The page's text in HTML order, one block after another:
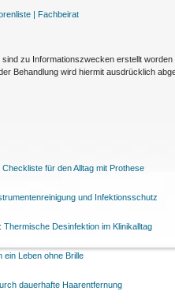
| Fachbeirat
zu Informationszwecken erstellt
Behandlung wird hiermit ausdrücklich
für den Alltag mit Prothese
und Infektionsschutz
Desinfektion im Klinikalltag
ein Leben ohne Brille
dauerhafte Haarentfernung